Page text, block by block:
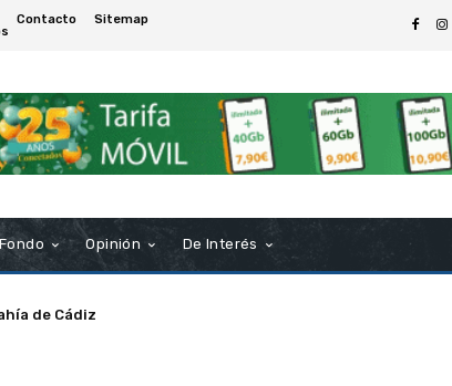
Contacto
Sitemap
Opinión De Interés
de Cádiz